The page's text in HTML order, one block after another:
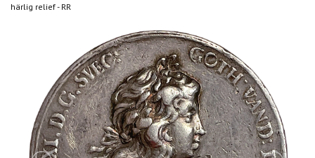
härlig relief - RR